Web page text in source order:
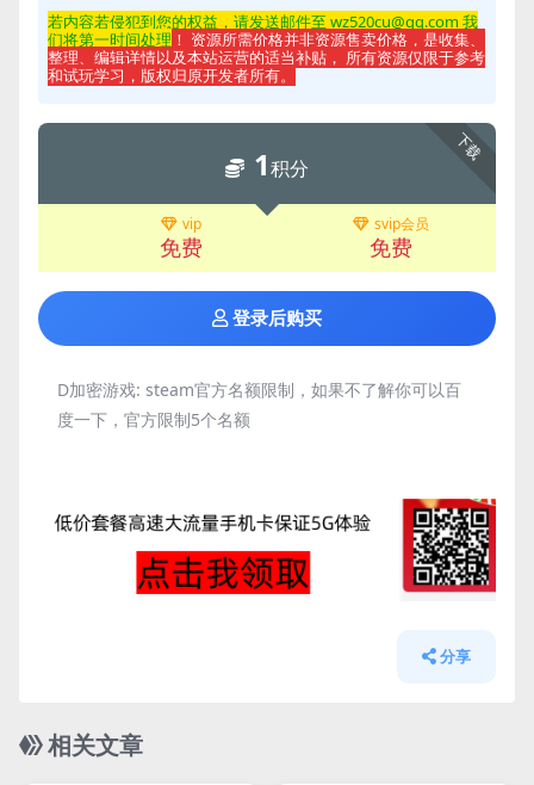
若内容若侵犯到您的权益，请发送邮件至 wz520cu@qq.com 我
们将第一时间处理 ！ 资源所需价格并非资源售卖价格，是收集、
整理、编辑详情以及本站运营的适当补贴， 所有资源仅限于参考
和试玩学习，版权归原开发者所有。
下载
1积分
vip
免费
svip会员
免费
登录后购买
D加密游戏: steam官方名额限制，如果不了解你可以百
度一下，官方限制5个名额
分享
相关文章